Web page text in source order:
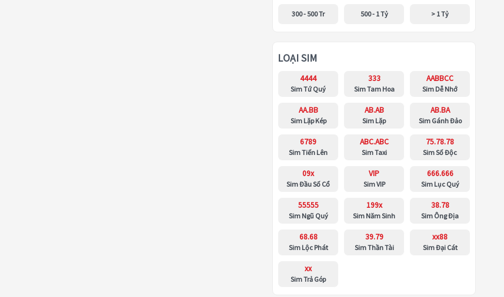
300 - 500 Tr 500 - 1 Tỷ > 1 Tỷ
LOẠI SIM
4444
Sim Tứ Quý
333
Sim Tam Hoa
AABBCC
Sim Dễ Nhớ
AA.BB
Sim Lặp Kép
AB.AB
Sim Lặp
AB.BA
Sim Gánh Đảo
6789
Sim Tiến Lên
ABC.ABC
Sim Taxi
75.78.78
Sim Số Độc
09x
Sim Đầu Số Cổ
VIP
Sim VIP
666.666
Sim Lục Quý
55555
Sim Ngũ Quý
199x
Sim Năm Sinh
38.78
Sim Ông Địa
68.68
Sim Lộc Phát
39.79
Sim Thần Tài
xx88
Sim Đại Cát
xx
Sim Trả Góp